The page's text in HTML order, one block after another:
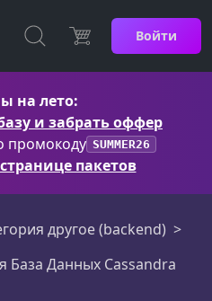
Войти
на лето:
и забрать оффер
промокоду SUMMER26
пакетов
другое (backend)
База Данных Cassandra